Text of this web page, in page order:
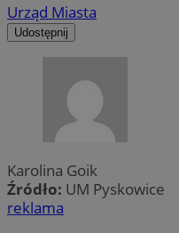
Urząd Miasta
Udostępnij
Karolina Goik
Źródło: UM Pyskowice
reklama